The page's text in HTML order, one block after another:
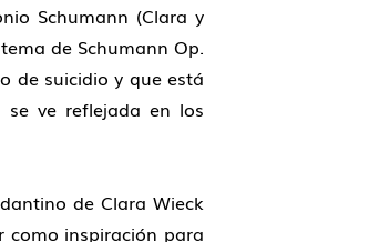
Schumann (Clara y
de Schumann Op.
de suicidio y que está
ve reflejada en los
de Clara Wieck
como inspiración para